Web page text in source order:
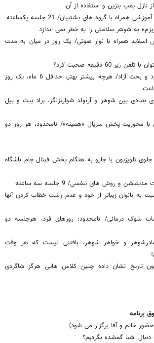
پمپ بنزین و استفاده از آن
همراه با گروه های پشتیبان/ 21 جلسه یکساعته
به شوهر سلامتی را به خطر نمی اندازد
اسلاید همراه با نوار صوتی/ یک روز در میان به مدت
60 دقیقه صحبت کرد؟
برگزاری به صورت میزگرد و بحث آزاد/ هرچه بیشتر بهتر، حداقل 6 ماه، یک روز
بین شوهر و آرنولد شوارتزنگر، براد پیت و بیل
با محوریت پخش سریال «همینه»/ نامحدود، هر روز دو
تلویزیون با جارو به هنگام پخش فینال جام باشگاه
و روش های تنفسی/ 9 جلسه سه ساعته
بانوان زیباتر از خود و عدم زشت خطاب کردن آنها
شوک درمانی/ نامحدود: روزهای فرد، هرجلسه دو
و خواهر شوهر، بافتنی نیست که هر وقت
تاریخ نشان داده چنین کلاس هایی هرگز شاگردی
برنامه
خانم و آقا برگزار می شود)
اشیا گمشده بگردیم؟